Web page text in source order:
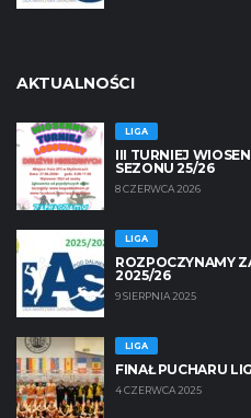
AKTUALNOŚCI
LIGA
III TURNIEJ
SEZONU 25/26
8 CZERWCA 2026
LIGA
ROZPOCZYNAMY
2025/26
9 SIERPNIA 2025
LIGA
FINAŁ PUCHARU
4 CZERWCA 2025